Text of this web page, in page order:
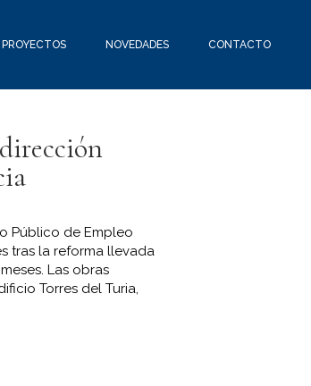
PROYECTOS NOVEDADES CONTACTO
Público de Empleo
tras la reforma llevada
Las obras
Torres del Turia,